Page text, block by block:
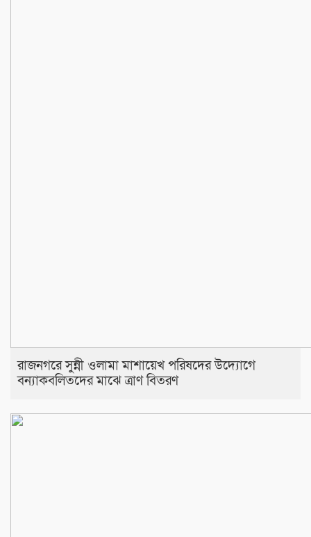
রাজনগরে সুন্নী ওলামা মাশায়েখ পরিষদের উদ্যোগে
বন্যাকবলিতদের মাঝে ত্রাণ বিতরণ